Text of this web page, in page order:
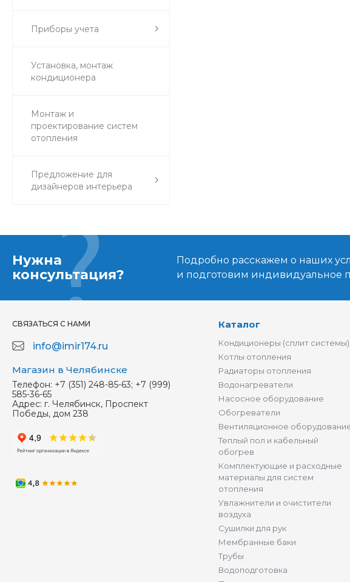
Приборы учета
Установка, монтаж
кондиционера
Монтаж и
проектирование систем
отопления
Предложение для
дизайнеров интерьера
Нужна
консультация?
Подробно расскажем о наших
и подготовим индивидуальное
СВЯЗАТЬСЯ С НАМИ
info@imir174.ru
Магазин в Челябинске
Телефон: +7 (351) 248-85-63; +7 (999)
585-36-65
Адрес: г. Челябинск, Проспект
Победы, дом 238
Каталог
Кондиционеры (сплит системы)
Котлы отопления
Радиаторы отопления
Водонагреватели
Насосное оборудование
Обогреватели
Вентиляционное
Теплый пол и кабельный
обогрев
Комплектующие и расходные
материалы для систем
отопления
Увлажнители и очистители
воздуха
Сушилки для рук
Мембранные баки
Трубы
Водоподготовка